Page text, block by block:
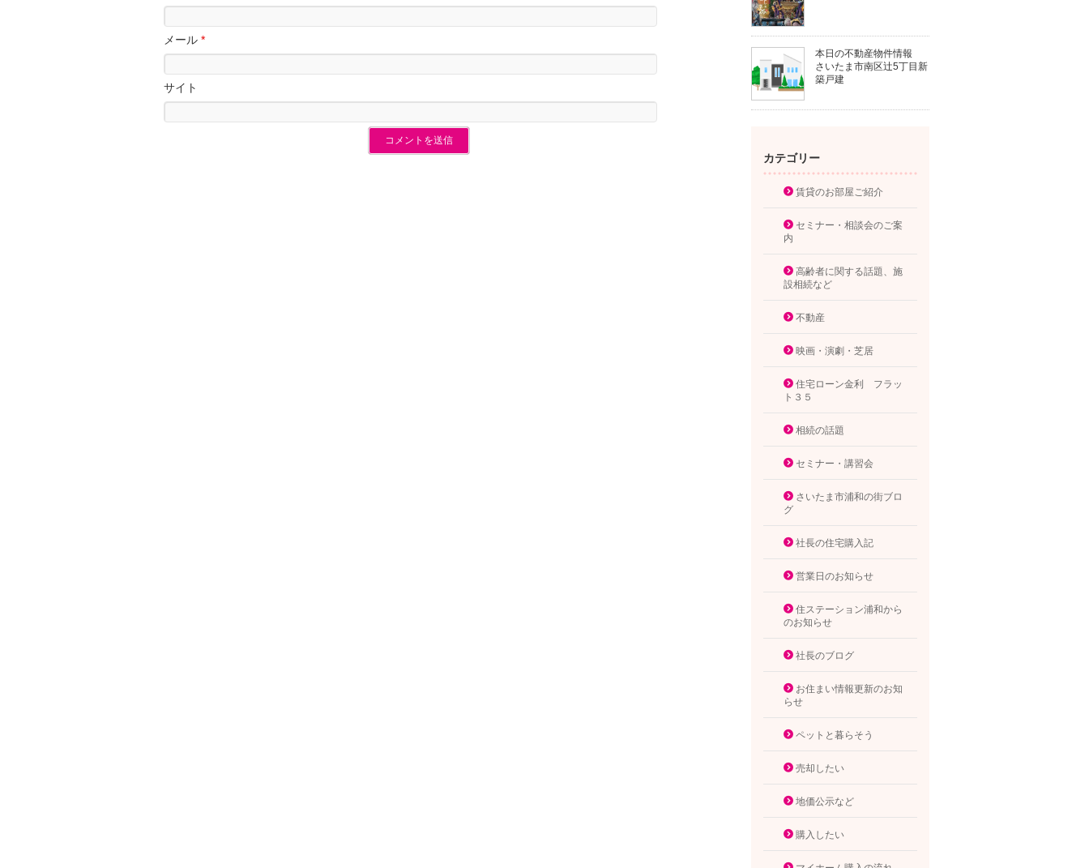
メール *
サイト
本日の不動産物件情報
さいたま市南区辻5丁目新
築戸建
カテゴリー
賃貸のお部屋ご紹介
セミナー・相談会のご案
内
高齢者に関する話題、施
設相続など
不動産
映画・演劇・芝居
住宅ローン金利 フラッ
ト３５
相続の話題
セミナー・講習会
さいたま市浦和の街ブロ
グ
社長の住宅購入記
営業日のお知らせ
住ステーション浦和から
のお知らせ
社長のブログ
お住まい情報更新のお知
らせ
ペットと暮らそう
売却したい
地価公示など
購入したい